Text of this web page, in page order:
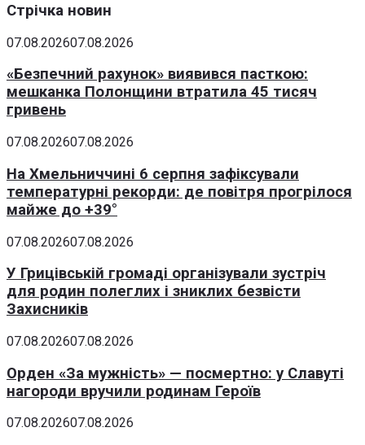
Стрічка новин
07.08.202607.08.2026
«Безпечний рахунок» виявився пасткою:
мешканка Полонщини втратила 45 тисяч
гривень
07.08.202607.08.2026
На Хмельниччині 6 серпня зафіксували
температурні рекорди: де повітря прогрілося
майже до +39°
07.08.202607.08.2026
У Грицівській громаді організували зустріч
для родин полеглих і зниклих безвісти
Захисників
07.08.202607.08.2026
Орден «За мужність» — посмертно: у Славуті
нагороди вручили родинам Героїв
07.08.202607.08.2026